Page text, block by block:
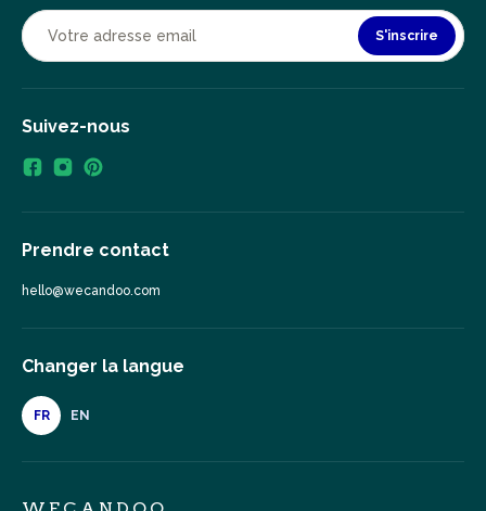
S'inscrire
Suivez-nous
Prendre contact
hello@wecandoo.com
Changer la langue
FR EN